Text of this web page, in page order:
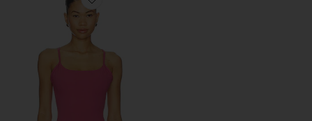
Favorite МАЙКА STRYDEFORM